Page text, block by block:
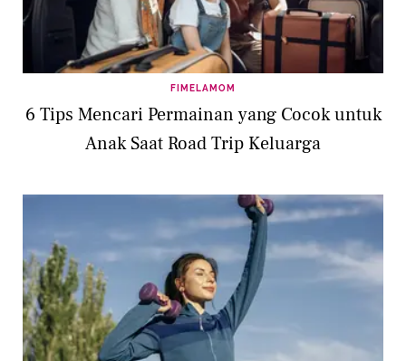
FIMELAMOM
6 Tips Mencari Permainan yang Cocok untuk
Anak Saat Road Trip Keluarga